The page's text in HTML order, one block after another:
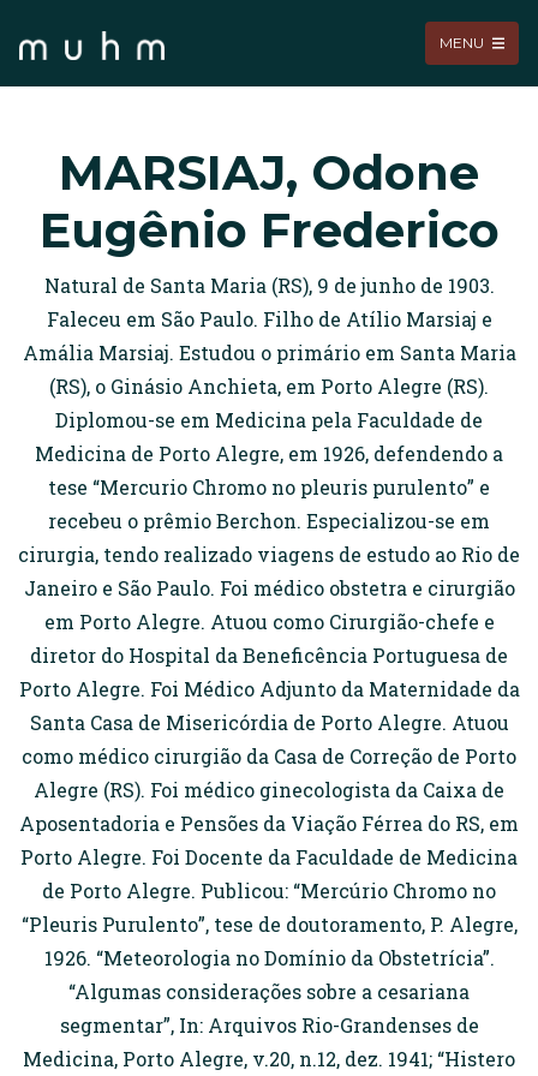
MENU
MARSIAJ, Odone
Eugênio Frederico
Natural de Santa Maria (RS), 9 de junho de 1903.
Faleceu em São Paulo. Filho de Atílio Marsiaj e
Amália Marsiaj. Estudou o primário em Santa Maria
(RS), o Ginásio Anchieta, em Porto Alegre (RS).
Diplomou-se em Medicina pela Faculdade de
Medicina de Porto Alegre, em 1926, defendendo a
tese “Mercurio Chromo no pleuris purulento” e
recebeu o prêmio Berchon. Especializou-se em
cirurgia, tendo realizado viagens de estudo ao Rio de
Janeiro e São Paulo. Foi médico obstetra e cirurgião
em Porto Alegre. Atuou como Cirurgião-chefe e
diretor do Hospital da Beneficência Portuguesa de
Porto Alegre. Foi Médico Adjunto da Maternidade da
Santa Casa de Misericórdia de Porto Alegre. Atuou
como médico cirurgião da Casa de Correção de Porto
Alegre (RS). Foi médico ginecologista da Caixa de
Aposentadoria e Pensões da Viação Férrea do RS, em
Porto Alegre. Foi Docente da Faculdade de Medicina
de Porto Alegre. Publicou: “Mercúrio Chromo no
“Pleuris Purulento”, tese de doutoramento, P. Alegre,
1926. “Meteorologia no Domínio da Obstetrícia”.
“Algumas considerações sobre a cesariana
segmentar”, In: Arquivos Rio-Grandenses de
Medicina, Porto Alegre, v.20, n.12, dez. 1941; “Histero